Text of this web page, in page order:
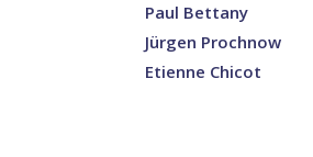
Paul Bettany
Jürgen Prochnow
Etienne Chicot